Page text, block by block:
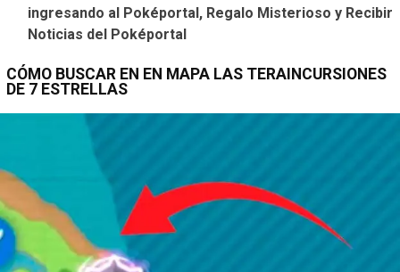
ingresando al Poképortal, Regalo Misterioso y Recibir
Noticias del Poképortal
CÓMO BUSCAR EN EN MAPA LAS TERAINCURSIONES
DE 7 ESTRELLAS